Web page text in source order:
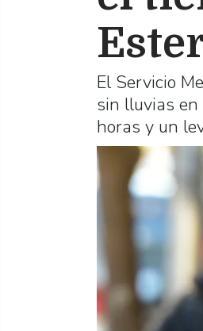
El Servicio
sin lluvias en
horas y un